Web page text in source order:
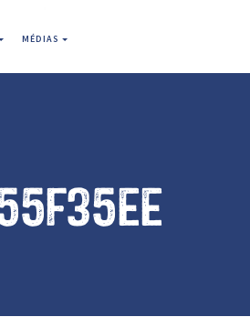
MÉDIAS